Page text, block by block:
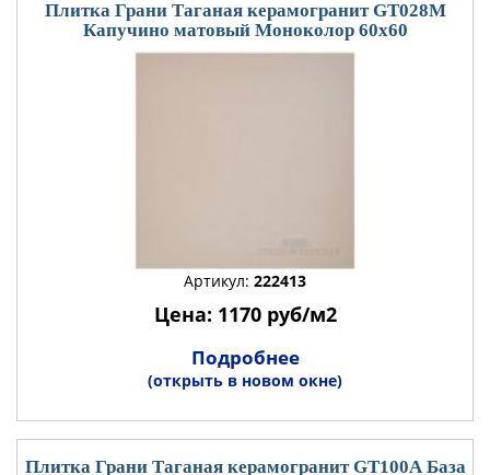
Плитка Грани Таганая керамогранит GT028M
Капучино матовый Моноколор 60x60
Артикул: 222413
Цена: 1170 руб/м2
Подробнее
(открыть в новом окне)
Плитка Грани Таганая керамогранит GT100А База